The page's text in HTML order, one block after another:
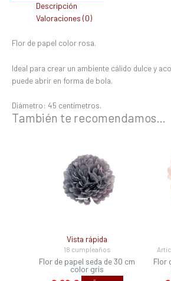
Descripción
Valoraciones (0)
Flor de papel color rosa.
Ideal para crear un ambiente cálido dulce y
puede abrir en forma de bola.
Diámetro: 45 centímetros.
También te recomendamos…
Vista rápida
18 cumpleaños
Flor de papel seda de 30 cm
color gris
Flor